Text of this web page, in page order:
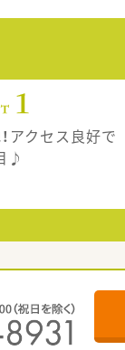
アクセス良好で
♪